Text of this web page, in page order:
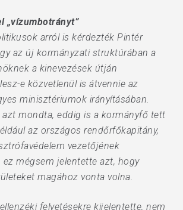
„vízumbotrányt”
arról is kérdezték Pintér
az új kormányzati struktúrában a
a kinevezések útján
e közvetlenül is átvennie az
minisztériumok irányításában.
azt mondta, eddig is a kormányfő tett
az országos rendőrfőkapitány,
vezetőjének
ez mégsem jelentette azt, hogy
magához vonta volna.
felvetésekre kijelentette, nem